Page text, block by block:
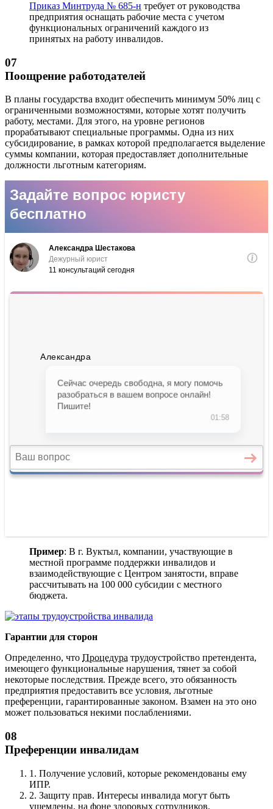
Приказ Минтруда № 685-н требует от руководства
предприятия оснащать рабочие места с учетом
функциональных ограничений каждого из
принятых на работу инвалидов.
07
Поощрение работодателей
В планы государства входит обеспечить минимум 50% лиц с
ограниченными возможностями, которые хотят получить
работу, местами. Для этого, на уровне регионов
прорабатывают специальные программы. Одна из них
субсидирование, в рамках которой предполагается выделение
суммы компании, которая предоставляет дополнительные
должности льготным категориям.
Пример: В г. Вуктыл, компании, участвующие в
местной программе поддержки инвалидов и
взаимодействующие с Центром занятости, вправе
рассчитывать на 100 000 субсидии с местного
бюджета.
Гарантии для сторон
Определенно, что Процедура трудоустройство претендента,
имеющего функциональные нарушения, тянет за собой
некоторые последствия. Прежде всего, это обязанность
предприятия предоставить все условия, льготные
преференции, гарантированные законом. Взамен на это оно
может пользоваться некими послаблениями.
08
Преференции инвалидам
1. Получение условий, которые рекомендованы ему
ИПР.
2. Защиту прав. Интересы инвалида могут быть
ущемлены, на фоне здоровых сотрудников.